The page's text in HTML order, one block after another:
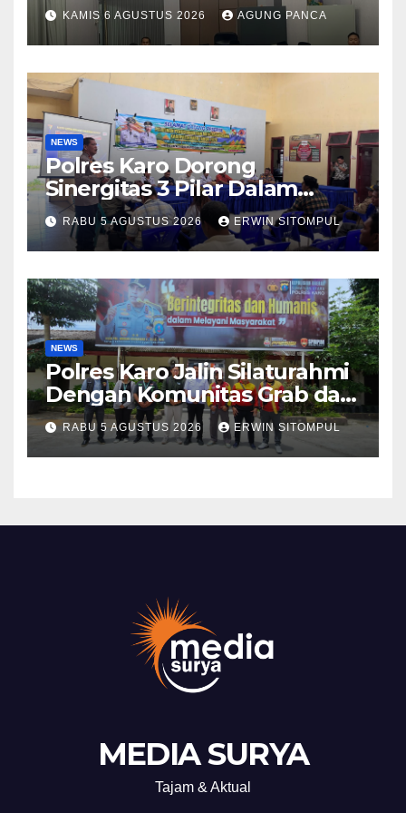
Warga Binaan
KAMIS 6 AGUSTUS 2026 AGUNG PANCA
NEWS
Polres Karo Dorong
Sinergitas 3 Pilar Dalam
Pelatihan Pencengahan dan
Mitigasi Bencana Tahun 2026
RABU 5 AGUSTUS 2026 ERWIN SITOMPUL
NEWS
Polres Karo Jalin Silaturahmi
Dengan Komunitas Grab dan
Giseh, Perkuat Sinergi Jaga
Kamtibmas Jelang HUT RI
ke-81
RABU 5 AGUSTUS 2026 ERWIN SITOMPUL
MEDIA SURYA
Tajam & Aktual